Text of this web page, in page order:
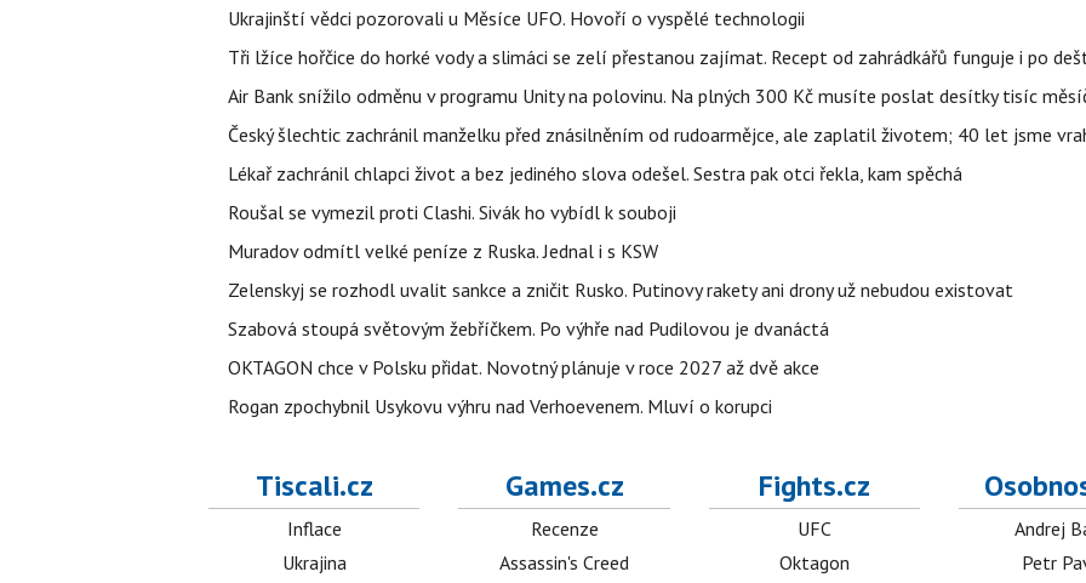
Ukrajinští vědci pozorovali u Měsíce UFO. Hovoří o vyspělé technologii
Tři lžíce hořčice do horké vody a slimáci se zelí přestanou zajímat. Recept od zahrádkářů funguje i po
Air Bank snížilo odměnu v programu Unity na polovinu. Na plných 300 Kč musíte poslat desítky tisíc
Český šlechtic zachránil manželku před znásilněním od rudoarmějce, ale zaplatil životem; 40 let jsme
Lékař zachránil chlapci život a bez jediného slova odešel. Sestra pak otci řekla, kam spěchá
Roušal se vymezil proti Clashi. Sivák ho vybídl k souboji
Muradov odmítl velké peníze z Ruska. Jednal i s KSW
Zelenskyj se rozhodl uvalit sankce a zničit Rusko. Putinovy rakety ani drony už nebudou existovat
Szabová stoupá světovým žebříčkem. Po výhře nad Pudilovou je dvanáctá
OKTAGON chce v Polsku přidat. Novotný plánuje v roce 2027 až dvě akce
Rogan zpochybnil Usykovu výhru nad Verhoevenem. Mluví o korupci
Tiscali.cz
Inflace
Ukrajina
Games.cz
Recenze
Assassin's Creed
Fights.cz
UFC
Oktagon
Andrej
Petr